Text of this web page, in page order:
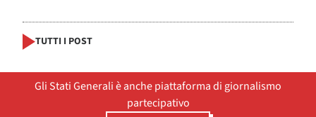
TUTTI I POST
Gli Stati Generali è anche piattaforma di giornalismo
partecipativo